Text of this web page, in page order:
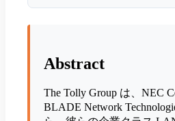
Abstract
The Tolly Group は、NEC
BLADE Network